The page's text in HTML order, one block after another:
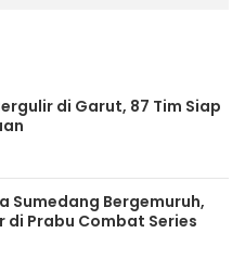
di Garut, 87 Tim Siap
Sumedang Bergemuruh,
di Prabu Combat Series